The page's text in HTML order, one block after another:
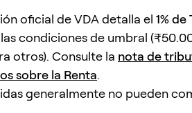
oficial de VDA detalla el 1%
condiciones de umbral
otros). Consulte la nota de
sobre la Renta.
generalmente no pueden